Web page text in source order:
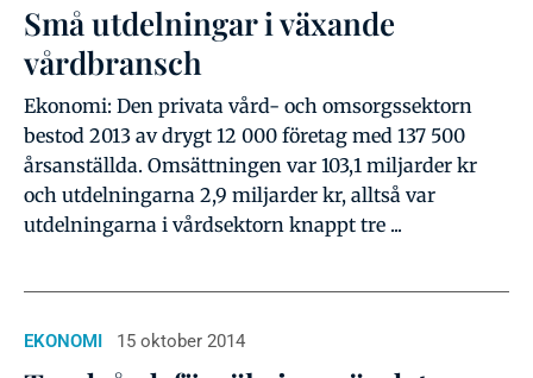
Små utdelningar i växande
vårdbransch
Ekonomi: Den privata vård- och omsorgssektorn
bestod 2013 av drygt 12 000 företag med 137 500
årsanställda. Omsättningen var 103,1 miljarder kr
och utdelningarna 2,9 miljarder kr, alltså var
utdelningarna i vårdsektorn knappt tre ...
EKONOMI 15 oktober 2014